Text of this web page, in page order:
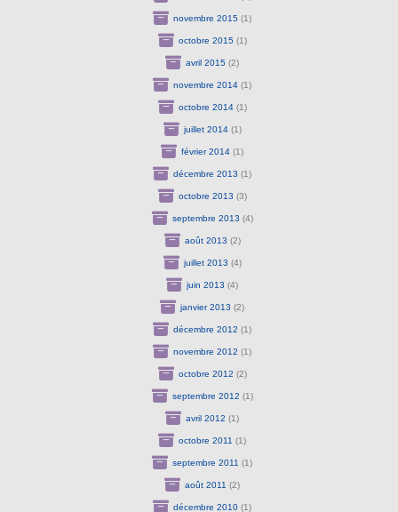
novembre 2015 (1)
octobre 2015 (1)
avril 2015 (2)
novembre 2014 (1)
octobre 2014(1)
juillet 2014(1)
février 2014 (1)
décembre 2013 (1)
octobre 2013 (3)
septembre 2013 (4)
août 2013 (2)
juillet 2013 (4)
juin 2013 (4)
janvier 2013 (2)
décembre 2012 (1)
novembre 2012 (1)
octobre 2012 (2)
septembre 2012 (1)
avril 2012 (1)
octobre 2011 (1)
septembre 2011 (1)
août 2011 (2)
décembre 2010 (1)